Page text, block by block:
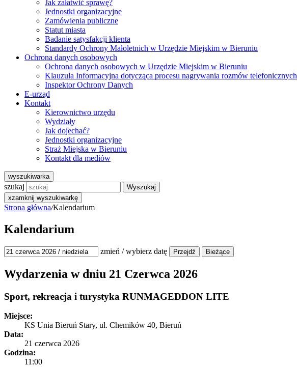
Jak załatwić sprawę?
Jednostki organizacyjne
Zamówienia publiczne
Statut miasta
Badanie satysfakcji klienta
Standardy Ochrony Małoletnich w Urzędzie Miejskim w Bieruniu
Ochrona danych osobowych
Ochrona danych osobowych w Urzędzie Miejskim w Bieruniu
Klauzula Informacyjna dotycząca procesu nagrywania rozmów telefonicznych
Inspektor Ochrony Danych
E-urząd
Kontakt
Kierownictwo urzędu
Wydziały
Jak dojechać?
Jednostki organizacyjne
Straż Miejska w Bieruniu
Kontakt dla mediów
wyszukiwarka
szukaj
Wyszukaj
xzamknij wyszukiwarkę
Strona główna/Kalendarium
Kalendarium
zmień / wybierz datę
Wydarzenia w dniu 21 Czerwca 2026
Sport, rekreacja i turystyka RUNMAGEDDON LITE
Miejsce:
KS Unia Bieruń Stary, ul. Chemików 40, Bieruń
Data:
21 czerwca 2026
Godzina:
11:00